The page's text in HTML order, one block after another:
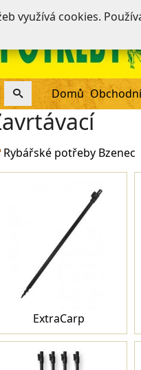
Domů
Rybářské potřeby Bzenec
ExtraCarp
využívá cookies.